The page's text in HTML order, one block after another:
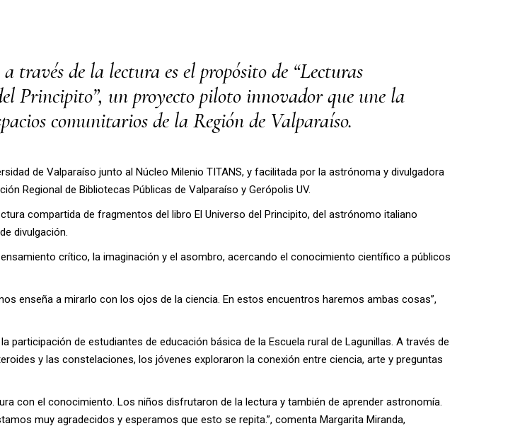
de la lectura es el propósito de “Lecturas
Principito”, un proyecto piloto innovador que une la
comunitarios de la Región de Valparaíso.
de Valparaíso junto al Núcleo Milenio TITANS, y facilitada por la astrónoma y divulgadora
Regional de Bibliotecas Públicas de Valparaíso y Gerópolis UV.
compartida de fragmentos del libro El Universo del Principito, del astrónomo italiano
divulgación.
crítico, la imaginación y el asombro, acercando el conocimiento científico a públicos
enseña a mirarlo con los ojos de la ciencia. En estos encuentros haremos ambas cosas”,
participación de estudiantes de educación básica de la Escuela rural de Lagunillas. A través de
y las constelaciones, los jóvenes exploraron la conexión entre ciencia, arte y preguntas
con el conocimiento. Los niños disfrutaron de la lectura y también de aprender astronomía.
muy agradecidos y esperamos que esto se repita.”, comenta Margarita Miranda,